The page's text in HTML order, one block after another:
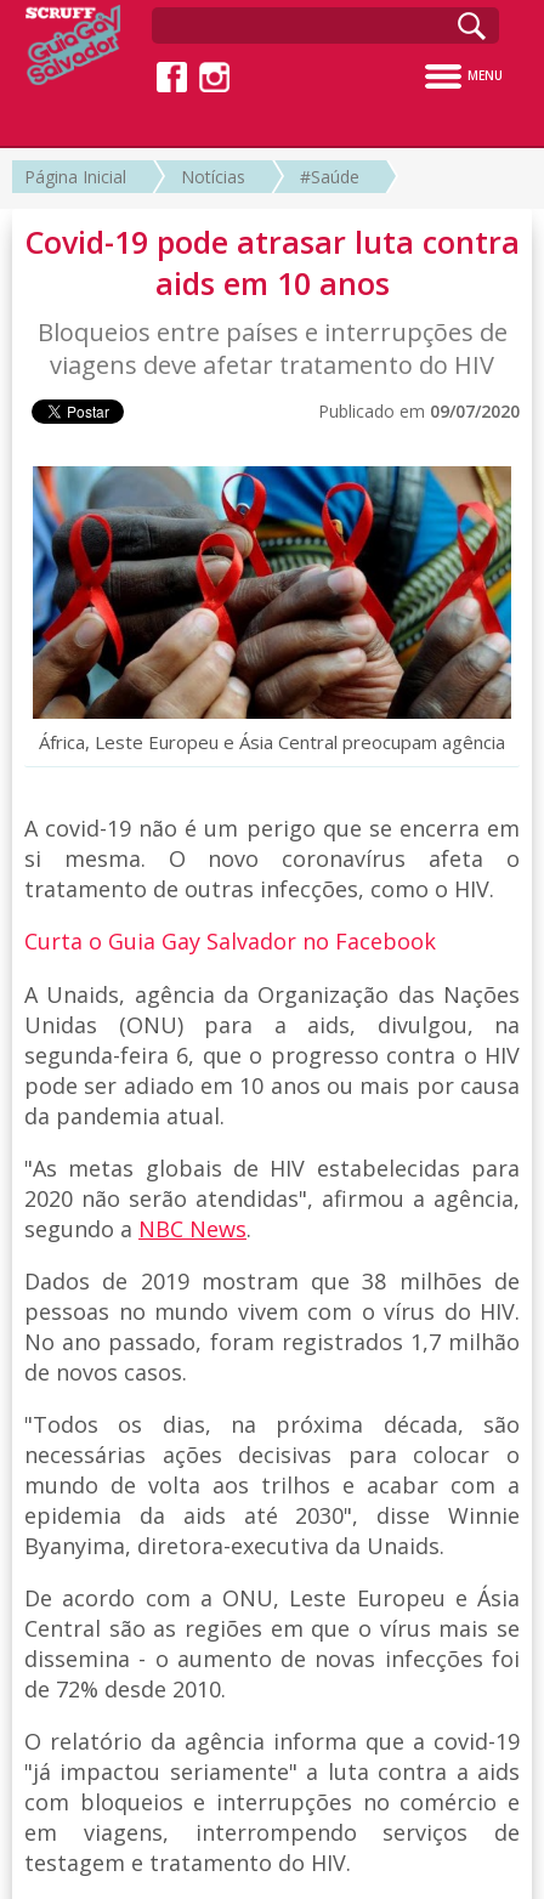
MENU
Página Inicial Notícias #Saúde
Covid-19 pode atrasar luta contra
aids em 10 anos
Bloqueios entre países e interrupções de
viagens deve afetar tratamento do HIV
Publicado em 09/07/2020
África, Leste Europeu e Ásia Central preocupam agência
A covid-19 não é um perigo que se encerra em
si mesma. O novo coronavírus afeta o
tratamento de outras infecções, como o HIV.
Curta o Guia Gay Salvador no Facebook
A Unaids, agência da Organização das Nações
Unidas (ONU) para a aids, divulgou, na
segunda-feira 6, que o progresso contra o HIV
pode ser adiado em 10 anos ou mais por causa
da pandemia atual.
"As metas globais de HIV estabelecidas para
2020 não serão atendidas", afirmou a agência,
segundo a NBC News.
Dados de 2019 mostram que 38 milhões de
pessoas no mundo vivem com o vírus do HIV.
No ano passado, foram registrados 1,7 milhão
de novos casos.
"Todos os dias, na próxima década, são
necessárias ações decisivas para colocar o
mundo de volta aos trilhos e acabar com a
epidemia da aids até 2030", disse Winnie
Byanyima, diretora-executiva da Unaids.
De acordo com a ONU, Leste Europeu e Ásia
Central são as regiões em que o vírus mais se
dissemina - o aumento de novas infecções foi
de 72% desde 2010.
O relatório da agência informa que a covid-19
"já impactou seriamente" a luta contra a aids
com bloqueios e interrupções no comércio e
em viagens, interrompendo serviços de
testagem e tratamento do HIV.